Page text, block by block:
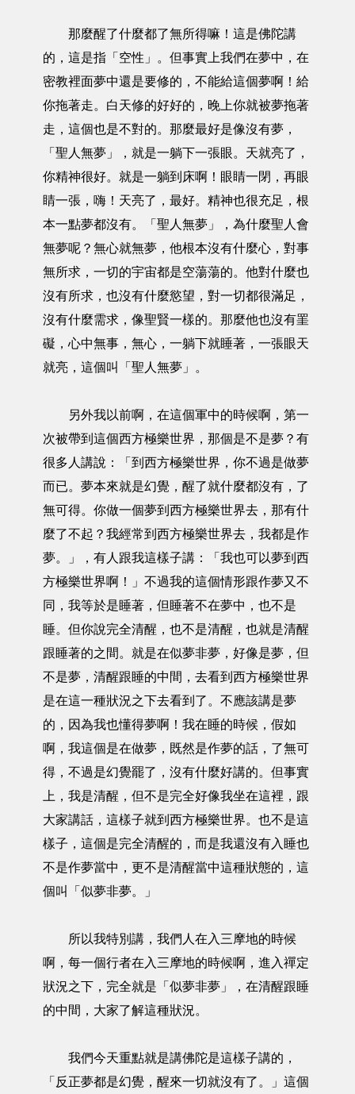
那麼醒了什麼都了無所得嘛！這是佛陀講
的，這是指「空性」。但事實上我們在夢中，在
密教裡面夢中還是要修的，不能給這個夢啊！給
你拖著走。白天修的好好的，晚上你就被夢拖著
走，這個也是不對的。那麼最好是像沒有夢，
「聖人無夢」，就是一躺下一張眼。天就亮了，
你精神很好。就是一躺到床啊！眼睛一閉，再眼
睛一張，嗨！天亮了，最好。精神也很充足，根
本一點夢都沒有。「聖人無夢」，為什麼聖人會
無夢呢？無心就無夢，他根本沒有什麼心，對事
無所求，一切的宇宙都是空蕩蕩的。他對什麼也
沒有所求，也沒有什麼慾望，對一切都很滿足，
沒有什麼需求，像聖賢一樣的。那麼他也沒有罣
礙，心中無事，無心，一躺下就睡著，一張眼天
就亮，這個叫「聖人無夢」。
另外我以前啊，在這個軍中的時候啊，第一
次被帶到這個西方極樂世界，那個是不是夢？有
很多人講說：「到西方極樂世界，你不過是做夢
而已。夢本來就是幻覺，醒了就什麼都沒有，了
無可得。你做一個夢到西方極樂世界去，那有什
麼了不起？我經常到西方極樂世界去，我都是作
夢。」，有人跟我這樣子講：「我也可以夢到西
方極樂世界啊！」不過我的這個情形跟作夢又不
同，我等於是睡著，但睡著不在夢中，也不是
睡。但你說完全清醒，也不是清醒，也就是清醒
跟睡著的之間。就是在似夢非夢，好像是夢，但
不是夢，清醒跟睡的中間，去看到西方極樂世界
是在這一種狀況之下去看到了。不應該講是夢
的，因為我也懂得夢啊！我在睡的時候，假如
啊，我這個是在做夢，既然是作夢的話，了無可
得，不過是幻覺罷了，沒有什麼好講的。但事實
上，我是清醒，但不是完全好像我坐在這裡，跟
大家講話，這樣子就到西方極樂世界。也不是這
樣子，這個是完全清醒的，而是我還沒有入睡也
不是作夢當中，更不是清醒當中這種狀態的，這
個叫「似夢非夢。」
所以我特別講，我們人在入三摩地的時候
啊，每一個行者在入三摩地的時候啊，進入禪定
狀況之下，完全就是「似夢非夢」，在清醒跟睡
的中間，大家了解這種狀況。
我們今天重點就是講佛陀是這樣子講的，
「反正夢都是幻覺，醒來一切就沒有了。」這個